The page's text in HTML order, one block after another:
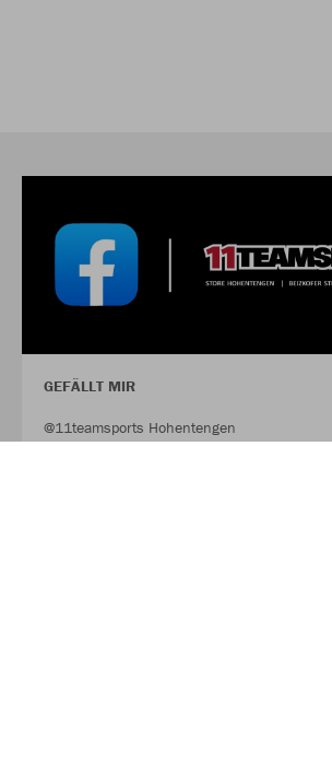
GEFÄLLT MIR
@11teamsports Hohentengen